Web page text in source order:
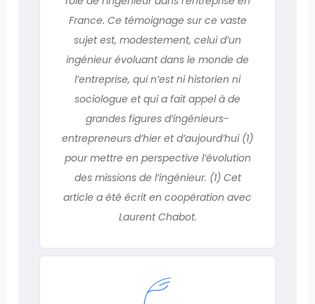
France. Ce témoignage sur ce vaste
sujet est, modestement, celui d’un
ingénieur évoluant dans le monde de
l’entreprise, qui n’est ni historien ni
sociologue et qui a fait appel à de
grandes figures d’ingénieurs-
entrepreneurs d’hier et d’aujourd’hui (1)
pour mettre en perspective l’évolution
des missions de l’ingénieur. (1) Cet
article a été écrit en coopération avec
Laurent Chabot.